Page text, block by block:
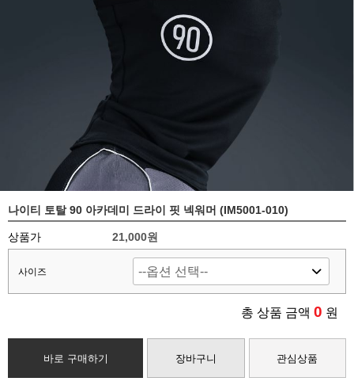
나이티 토탈 90 아카데미 드라이 핏 넥워머 (IM5001-010)
상품가 21,000원
사이즈
총 상품 금액 0 원
바로 구매하기 장바구니 관심상품